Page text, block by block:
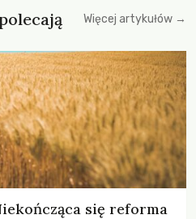
Więcej artykułów →
się reforma